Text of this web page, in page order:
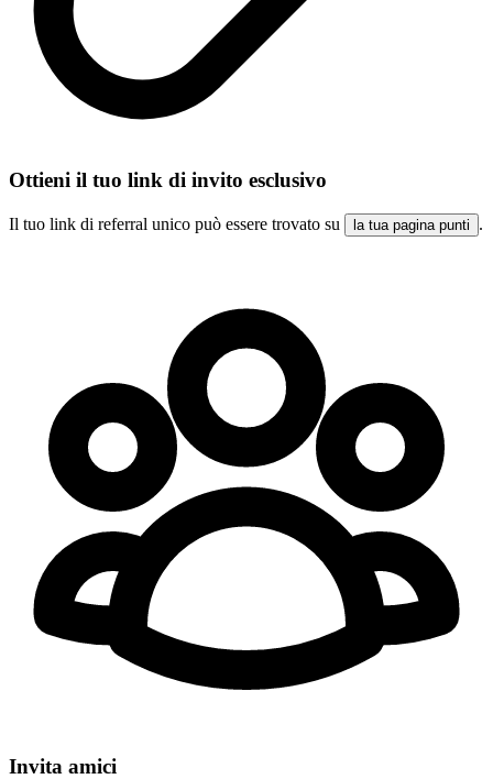
Ottieni il tuo link di invito esclusivo
Il tuo link di referral unico può essere trovato su la tua pagina punti .
Invita amici